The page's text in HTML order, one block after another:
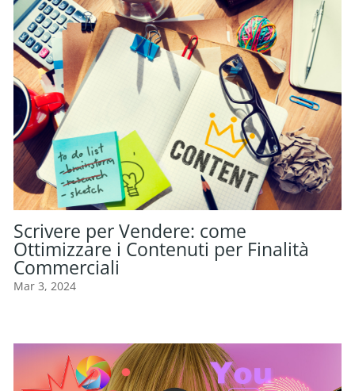
Scrivere per Vendere: come
Ottimizzare i Contenuti per Finalità
Commerciali
Mar 3, 2024